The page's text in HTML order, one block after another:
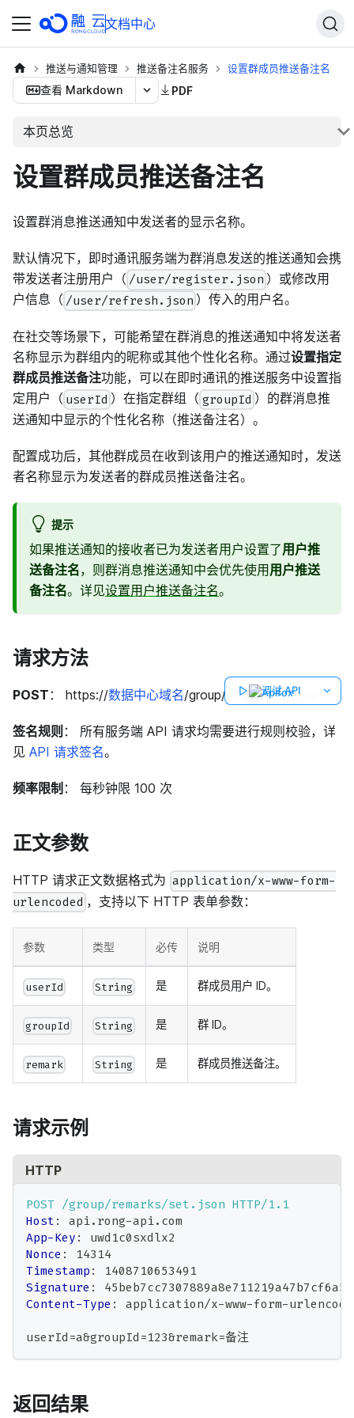
文档中心
推送与通知管理 推送备注名服务 设置群成员推送备注名
查看 Markdown PDF
本页总览
设置群成员推送备注名
设置群消息推送通知中发送者的显示名称。
默认情况下，即时通讯服务端为群消息发送的推送通知会携
带发送者注册用户（ /user/register.json ）或修改用
户信息（ /user/refresh.json ）传入的用户名。
在社交等场景下，可能希望在群消息的推送通知中将发送者
名称显示为群组内的昵称或其他个性化名称。通过设置指定
群成员推送备注功能，可以在即时通讯的推送服务中设置指
定用户（ userId ）在指定群组（ groupId ）的群消息推
送通知中显示的个性化名称（推送备注名）。
配置成功后，其他群成员在收到该用户的推送通知时，发送
者名称显示为发送者的群成员推送备注名。
提示
如果推送通知的接收者已为发送者用户设置了用户推
送备注名，则群消息推送通知中会优先使用用户推送
备注名。详见设置用户推送备注名。
请求方法
调试 API
POST ： https://数据中心域名/group/remarks/set.json
签名规则 ： 所有服务端 API 请求均需要进行规则校验，详
见 API 请求签名。
频率限制 ： 每秒钟限 100 次
正文参数
HTTP 请求正文数据格式为 application/x-www-form-
urlencoded ，支持以下 HTTP 表单参数：
参数 类型 必传 说明
userId String 是 群成员用户 ID。
groupId String 是 群 ID。
remark String 是 群成员推送备注。
请求示例
HTTP
POST /group/remarks/set.json HTTP/1.1
Host :
api.rong-api.com
App-Key :
uwd1c0sxdlx2
Nonce :
14314
Timestamp :
1408710653491
Signature :
Content-Type : application/x-www-form-
userId=a&groupId=123&remark=备注
返回结果